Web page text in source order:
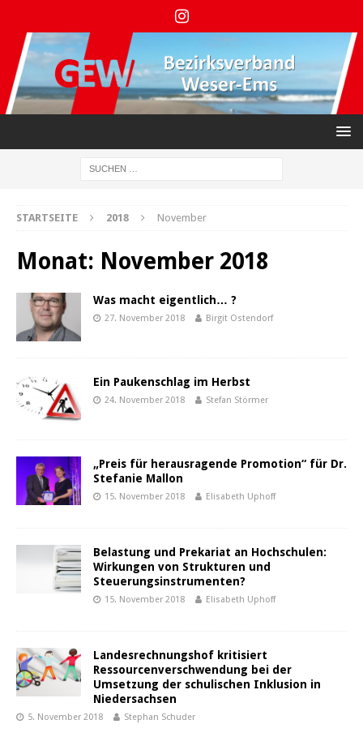
STARTSEITE 2018 November
Monat: November 2018
Was macht eigentlich… ?
27. November 2018 Birgit Ostendorf
Ein Paukenschlag im Herbst
24. November 2018 Stefan Störmer
„Preis für herausragende Promotion“ für Dr.
Stefanie Mallon
15. November 2018 Elisabeth Uphoff
Belastung und Prekariat an Hochschulen:
Wirkungen von Strukturen und
Steuerungsinstrumenten?
15. November 2018 Elisabeth Uphoff
Landesrechnungshof kritisiert
Ressourcenverschwendung bei der
Umsetzung der schulischen Inklusion in
Niedersachsen
5. November 2018 Stephan Schuder